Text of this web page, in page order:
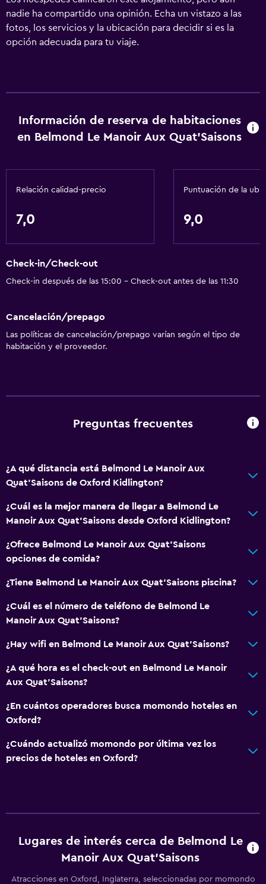
nadie ha compartido una opinión. Echa un vistazo a las
fotos, los servicios y la ubicación para decidir si es la
opción adecuada para tu viaje.
Información de reserva de habitaciones
en Belmond Le Manoir Aux Quat'Saisons
Relación calidad-precio
7,0
Puntuación de la
9,0
Check-in/Check-out
Check-in después de las 15:00 - Check-out antes de las 11:30
Cancelación/prepago
Las políticas de cancelación/prepago varían según el tipo de
habitación y el proveedor.
Preguntas frecuentes
¿A qué distancia está Belmond Le Manoir Aux
Quat'Saisons de Oxford Kidlington?
¿Cuál es la mejor manera de llegar a Belmond Le
Manoir Aux Quat'Saisons desde Oxford Kidlington?
¿Ofrece Belmond Le Manoir Aux Quat'Saisons
opciones de comida?
¿Tiene Belmond Le Manoir Aux Quat'Saisons piscina?
¿Cuál es el número de teléfono de Belmond Le
Manoir Aux Quat'Saisons?
¿Hay wifi en Belmond Le Manoir Aux Quat'Saisons?
¿A qué hora es el check-out en Belmond Le Manoir
Aux Quat'Saisons?
¿En cuántos operadores busca momondo hoteles en
Oxford?
¿Cuándo actualizó momondo por última vez los
precios de hoteles en Oxford?
Lugares de interés cerca de Belmond Le
Manoir Aux Quat'Saisons
Atracciones en Oxford, Inglaterra, seleccionadas por momondo